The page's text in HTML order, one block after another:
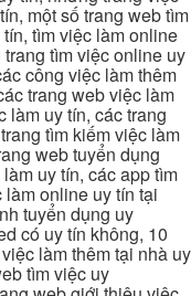
một số trang web tìm
tìm việc làm online
tìm việc online uy
công việc làm thêm
trang web việc làm
làm uy tín, các trang
tìm kiếm việc làm
web tuyển dụng
uy tín, các app tìm
online uy tín tại
tuyển dụng uy
có uy tín không, 10
làm thêm tại nhà uy
tìm việc uy